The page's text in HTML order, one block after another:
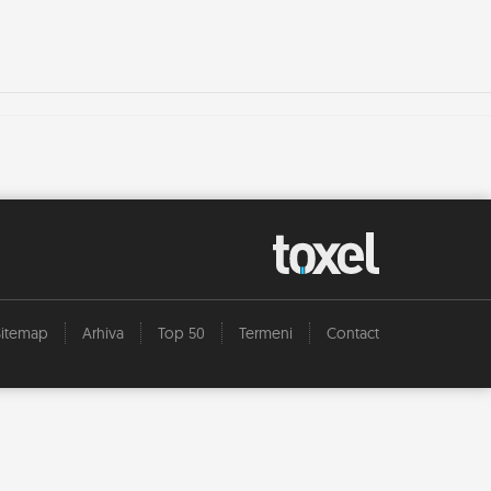
Arhiva Top 50 Termeni Contact